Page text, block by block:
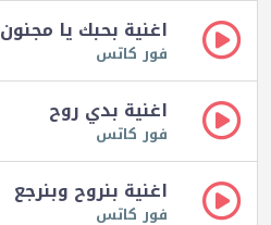
اغنية بحبك يا مجنون
فور كاتس
اغنية بدي روح
فور كاتس
اغنية بنروح وبنرجع
فور كاتس